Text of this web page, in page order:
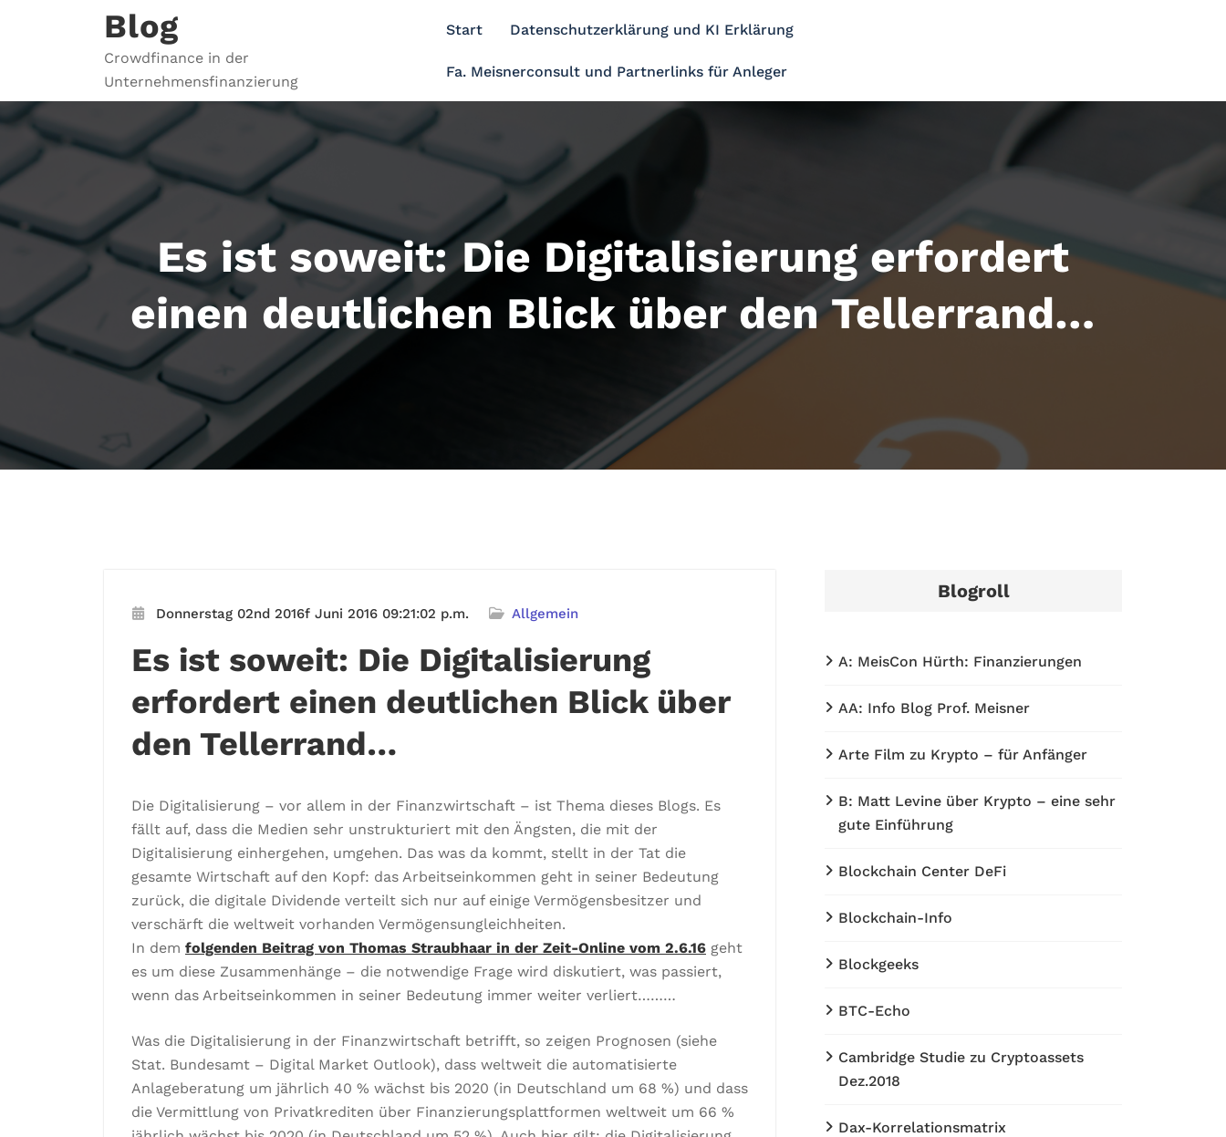
Blog
Crowdfinance in der
Unternehmensfinanzierung
Start Datenschutzerklärung und KI Erklärung
Fa. Meisnerconsult und Partnerlinks für Anleger
Es ist soweit: Die Digitalisierung erfordert
einen deutlichen Blick über den Tellerrand…
Donnerstag 02nd 2016f Juni 2016 09:21:02 p.m. Allgemein
Es ist soweit: Die Digitalisierung
erfordert einen deutlichen Blick über
den Tellerrand…
Die Digitalisierung – vor allem in der Finanzwirtschaft – ist Thema dieses Blogs. Es
fällt auf, dass die Medien sehr unstrukturiert mit den Ängsten, die mit der
Digitalisierung einhergehen, umgehen. Das was da kommt, stellt in der Tat die
gesamte Wirtschaft auf den Kopf: das Arbeitseinkommen geht in seiner Bedeutung
zurück, die digitale Dividende verteilt sich nur auf einige Vermögensbesitzer und
verschärft die weltweit vorhanden Vermögensungleichheiten.
In dem folgenden Beitrag von Thomas Straubhaar in der Zeit-Online vom 2.6.16 geht
es um diese Zusammenhänge – die notwendige Frage wird diskutiert, was passiert,
wenn das Arbeitseinkommen in seiner Bedeutung immer weiter verliert………
Was die Digitalisierung in der Finanzwirtschaft betrifft, so zeigen Prognosen (siehe
Stat. Bundesamt – Digital Market Outlook), dass weltweit die automatisierte
Anlageberatung um jährlich 40 % wächst bis 2020 (in Deutschland um 68 %) und dass
die Vermittlung von Privatkrediten über Finanzierungsplattformen weltweit um 66 %
Blogroll
A: MeisCon Hürth: Finanzierungen
AA: Info Blog Prof. Meisner
Arte Film zu Krypto – für Anfänger
B: Matt Levine über Krypto – eine sehr
gute Einführung
Blockchain Center DeFi
Blockchain-Info
Blockgeeks
BTC-Echo
Cambridge Studie zu Cryptoassets
Dez.2018
Dax-Korrelationsmatrix